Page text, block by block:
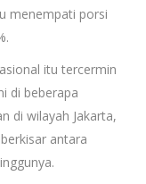
menempati porsi
itu tercermin
di beberapa
di wilayah Jakarta,
antara